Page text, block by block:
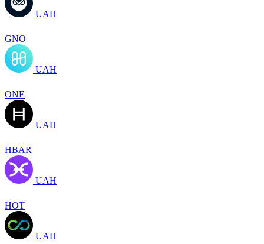
UAH
GNO
UAH
ONE
UAH
HBAR
UAH
HOT
UAH